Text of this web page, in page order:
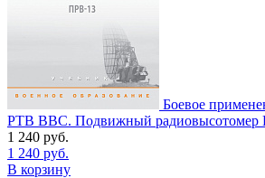
Боевое
РТВ ВВС. Подвижный радиовысотомер
1 240 руб.
1 240 руб.
В корзину